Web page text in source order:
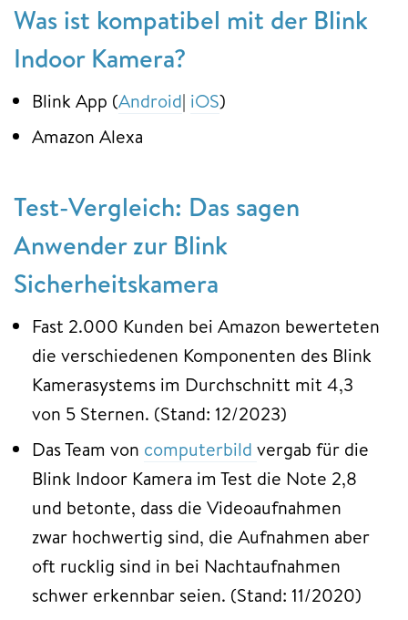
Was ist kompatibel mit der Blink
Indoor Kamera?
Blink App (Android| iOS)
Amazon Alexa
Test-Vergleich: Das sagen
Anwender zur Blink
Sicherheitskamera
Fast 2.000 Kunden bei Amazon bewerteten
die verschiedenen Komponenten des Blink
Kamerasystems im Durchschnitt mit 4,3
von 5 Sternen. (Stand: 12/2023)
Das Team von computerbild vergab für die
Blink Indoor Kamera im Test die Note 2,8
und betonte, dass die Videoaufnahmen
zwar hochwertig sind, die Aufnahmen aber
oft rucklig sind in bei Nachtaufnahmen
schwer erkennbar seien. (Stand: 11/2020)